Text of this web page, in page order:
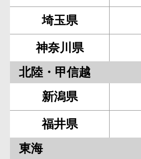
埼玉県
神奈川県
北陸・甲信越
新潟県
福井県
東海